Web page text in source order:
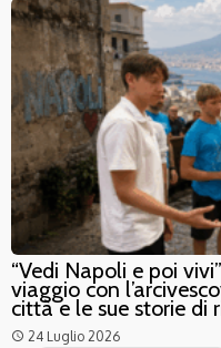
“Vedi Napoli e poi
viaggio con
città e le sue storie di
access_time 24 Luglio 2026